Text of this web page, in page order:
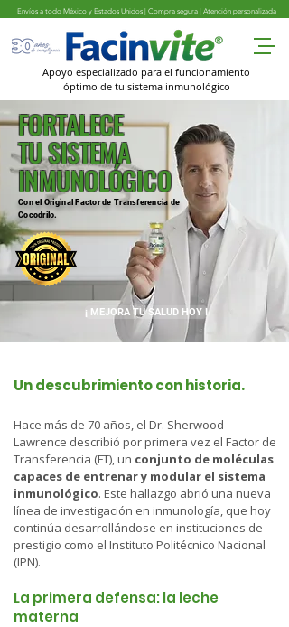
Envíos a todo México y Estados Unidos | Compra segura | Atención personalizada
Apoyo especializado para el funcionamiento
óptimo de tu sistema inmunológico
FORTALECE
TU SISTEMA
INMUNOLÓGICO
Con el Original Factor de Transferencia de
Cocodrilo.
¡ MEJORA TU SALUD HOY !
Un descubrimiento con historia.
Hace más de 70 años, el Dr. Sherwood
Lawrence describió por primera vez el Factor de
Transferencia (FT), un conjunto de moléculas
capaces de entrenar y modular el sistema
inmunológico. Este hallazgo abrió una nueva
línea de investigación en inmunología, que hoy
continúa desarrollándose en instituciones de
prestigio como el Instituto Politécnico Nacional
(IPN).
La primera defensa: la leche
materna